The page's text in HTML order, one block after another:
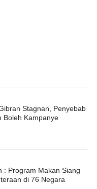
Stagnan, Penyebab
Boleh Kampanye
: Program Makan Siang
di 76 Negara